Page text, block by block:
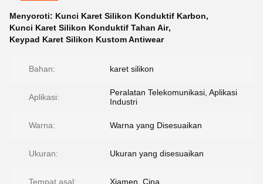
Menyoroti: Kunci Karet Silikon Konduktif Karbon,
Kunci Karet Silikon Konduktif Tahan Air,
Keypad Karet Silikon Kustom Antiwear
Bahan: karet silikon
Aplikasi:
Peralatan Telekomunikasi, Aplikasi
Industri
Warna: Warna yang Disesuaikan
Ukuran: Ukuran yang disesuaikan
Tempat asal: Xiamen, Cina